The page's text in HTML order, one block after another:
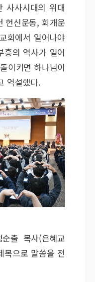
사사시대의 위대
헌신운동, 회개운
회에서 일어나야
흥의 역사가 일어
이키면 하나님이
역설했다.
출 목사(은혜교
목으로 말씀을 전